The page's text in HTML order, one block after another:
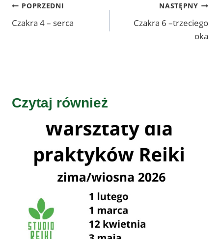
Nawigacja
wpisu
POPRZEDNI
Czakra 4 – serca
NASTĘPNY
Czakra 6 –trzeciego
oka
Czytaj również